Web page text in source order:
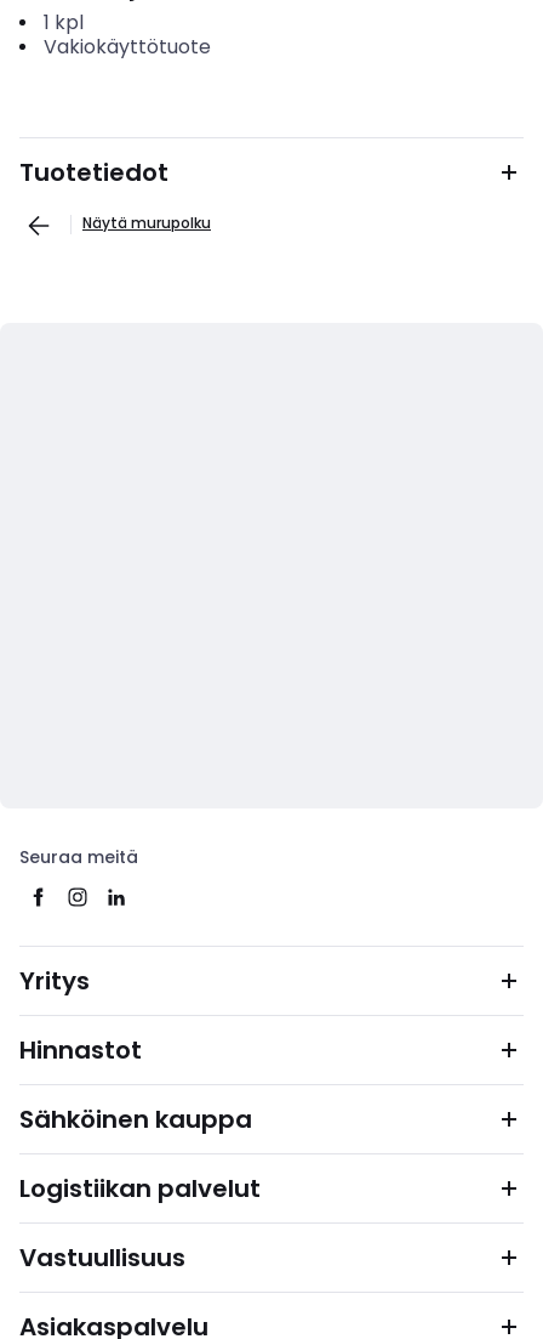
1 kpl
Vakiokäyttötuote
Tuotetiedot
Näytä murupolku
Seuraa meitä
Yritys
Hinnastot
Sähköinen kauppa
Logistiikan palvelut
Vastuullisuus
Asiakaspalvelu